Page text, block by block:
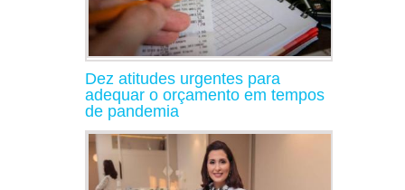
Dez atitudes urgentes para
adequar o orçamento em tempos
de pandemia